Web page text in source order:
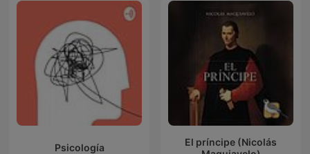
Psicología
El príncipe (Nicolás